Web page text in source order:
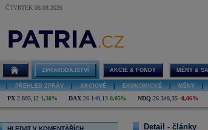
ČTVRTEK 06.08.2026
ZPRAVODAJSTVÍ AKCIE & FONDY MĚNY &
PŘEHLED ZPRÁV AKCIOVÉ EKONOMICKÉ MĚNY
PX 2 805,12 1,30% DAX 26 140,13 0,05% NDQ 26 348,35 -0,06%
HLEDAT V KOMENTÁŘÍCH Detail - články